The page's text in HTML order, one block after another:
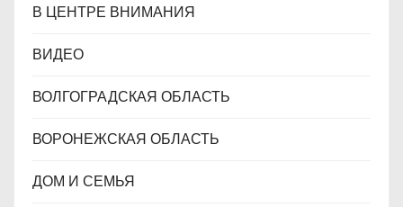
В ЦЕНТРЕ ВНИМАНИЯ
ВИДЕО
ВОЛГОГРАДСКАЯ ОБЛАСТЬ
ВОРОНЕЖСКАЯ ОБЛАСТЬ
ДОМ И СЕМЬЯ